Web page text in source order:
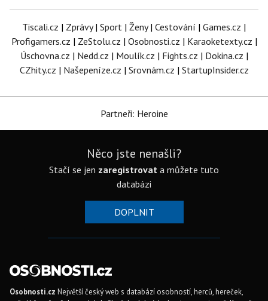
Tiscali.cz | Zprávy| Sport | Ženy| Cestování | Games.cz |
Profigamers.cz | ZeStolu.cz | Osobnosti.cz | Karaoketexty.cz |
Úschovna.cz | Nedd.cz | Moulík.cz | Fights.cz | Dokina.cz |
CZhity.cz | Našepeníze.cz | Srovnám.cz | StartupInsider.cz
Partneři: Heroine
Něco jste nenašli?
Stačí se jen zaregistrovat a můžete tuto
databázi
DOPLNIT
Osobnosti.cz Největší český web s databází osobností, herců, hereček,